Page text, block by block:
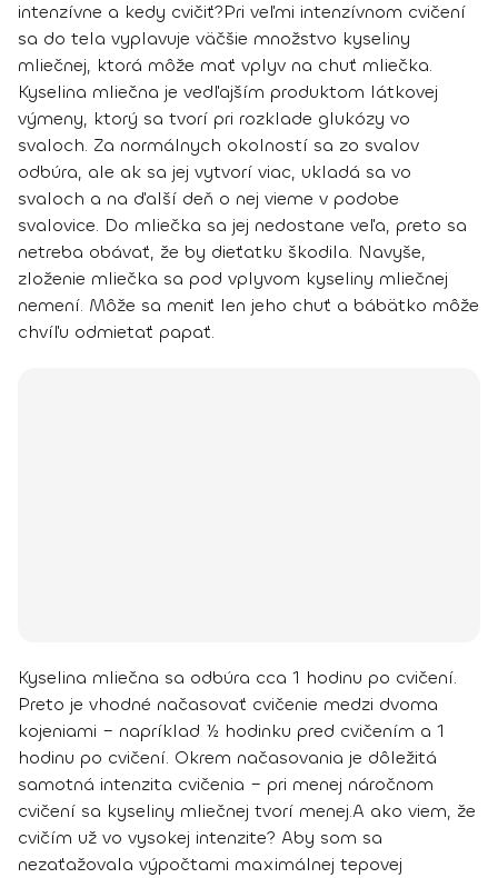
intenzívne a kedy cvičiť?Pri veľmi intenzívnom cvičení
sa do tela vyplavuje väčšie množstvo kyseliny
mliečnej, ktorá môže mať vplyv na chuť mliečka.
Kyselina mliečna je vedľajším produktom látkovej
výmeny, ktorý sa tvorí pri rozklade glukózy vo
svaloch. Za normálnych okolností sa zo svalov
odbúra, ale ak sa jej vytvorí viac, ukladá sa vo
svaloch a na ďalší deň o nej vieme v podobe
svalovice. Do mliečka sa jej nedostane veľa, preto sa
netreba obávať, že by dieťatku škodila. Navyše,
zloženie mliečka sa pod vplyvom kyseliny mliečnej
nemení. Môže sa meniť len jeho chuť a bábätko môže
chvíľu odmietať papať.
Kyselina mliečna sa odbúra cca 1 hodinu po cvičení.
Preto je vhodné načasovať cvičenie medzi dvoma
kojeniami – napríklad ½ hodinku pred cvičením a 1
hodinu po cvičení. Okrem načasovania je dôležitá
samotná intenzita cvičenia – pri menej náročnom
cvičení sa kyseliny mliečnej tvorí menej.A ako viem, že
cvičím už vo vysokej intenzite? Aby som sa
nezaťažovala výpočtami maximálnej tepovej